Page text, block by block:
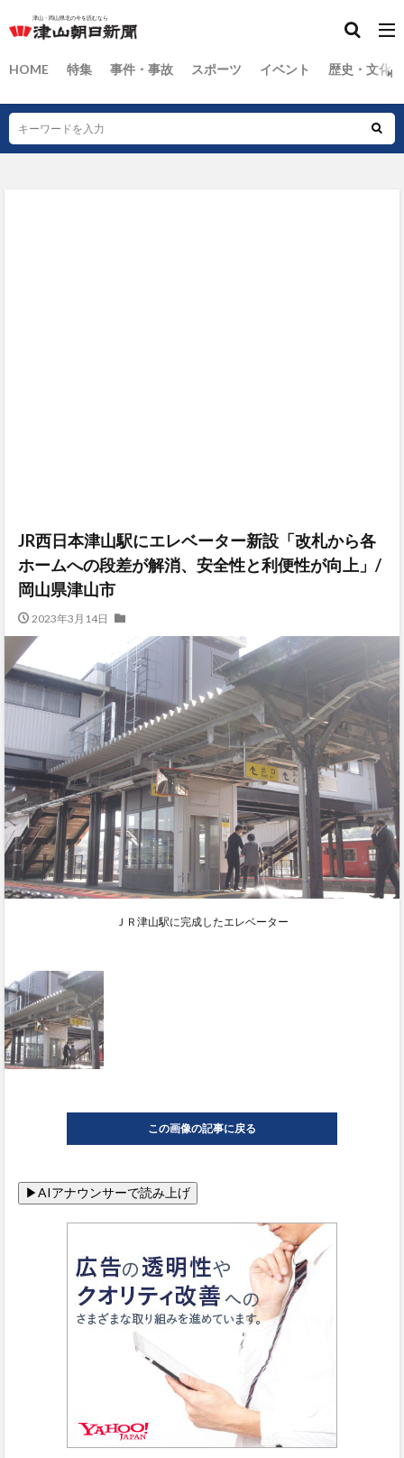
HOME 特集 事件・事故 スポーツ イベント 歴史・文化
JR西日本津山駅にエレベーター新設「改札から各
ホームへの段差が解消、安全性と利便性が向上」/
岡山県津山市
2023年3月14日
ＪＲ津山駅に完成したエレベーター
この画像の記事に戻る